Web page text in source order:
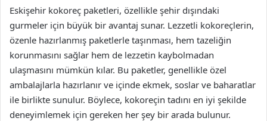
Eskişehir kokoreç paketleri, özellikle şehir dışındaki
gurmeler için büyük bir avantaj sunar. Lezzetli kokoreçlerin,
özenle hazırlanmış paketlerle taşınması, hem tazeliğin
korunmasını sağlar hem de lezzetin kaybolmadan
ulaşmasını mümkün kılar. Bu paketler, genellikle özel
ambalajlarla hazırlanır ve içinde ekmek, soslar ve baharatlar
ile birlikte sunulur. Böylece, kokoreçin tadını en iyi şekilde
deneyimlemek için gereken her şey bir arada bulunur.